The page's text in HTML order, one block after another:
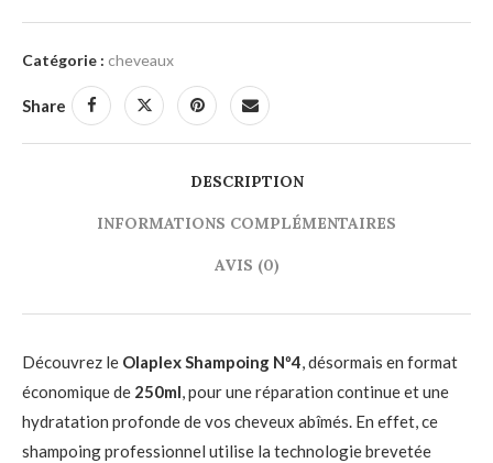
Catégorie : cheveaux
Share
DESCRIPTION
INFORMATIONS COMPLÉMENTAIRES
AVIS (0)
Découvrez le Olaplex Shampoing Nº4, désormais en format
économique de 250ml, pour une réparation continue et une
hydratation profonde de vos cheveux abîmés. En effet, ce
shampoing professionnel utilise la technologie brevetée